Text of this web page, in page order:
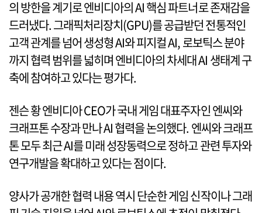
의 방한을 계기로 엔비디아의 AI 핵심 파트너로 존재감을
드러냈다. 그래픽처리장치(GPU)를 공급받던 전통적인
고객 관계를 넘어 생성형 AI와 피지컬 AI, 로보틱스 분야
까지 협력 범위를 넓히며 엔비디아의 차세대 AI 생태계 구
축에 참여하고 있다는 평가다.
젠슨 황 엔비디아 CEO가 국내 게임 대표주자인 엔씨와
크래프톤 수장과 만나 AI 협력을 논의했다. 엔씨와 크래프
톤 모두 최근 AI를 미래 성장동력으로 정하고 관련 투자와
연구개발을 확대하고 있다는 점이다.
양사가 공개한 협력 내용 역시 단순한 게임 신작이나 그래